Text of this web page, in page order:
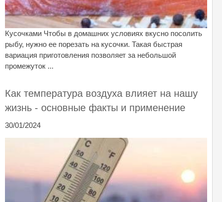
Кусочками Чтобы в домашних условиях вкусно посолить
рыбу, нужно ее порезать на кусочки. Такая быстрая
вариация приготовления позволяет за небольшой
промежуток ...
Как температура воздуха влияет на нашу
жизнь - основные факты и применение
30/01/2024